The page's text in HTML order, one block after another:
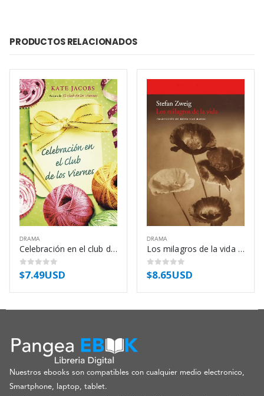
PRODUCTOS RELACIONADOS
DRAMA
Celebración en el club de los viernes – Kate Jacobs
0out of 5
$7.49USD
DRAMA
Los milagros de la vida – Stefan Zweig
0out of 5
$8.65USD
Nuestros ebooks son compatibles con cualquier medio electronico,
Smartphone, laptop, tablet.